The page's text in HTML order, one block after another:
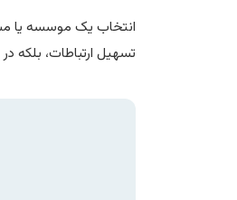
انتخاب یک موسسه یا
تسهیل ارتباطات، بلکه